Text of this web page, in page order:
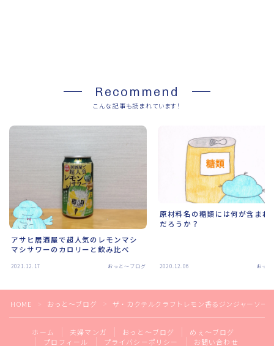
Recommend
こんな記事も読まれています！
アサヒ居酒屋で超人気のレモンマシ
マシサワーのカロリーと飲み比べ
2021.12.17 おっと～ブログ
原材料名の糖類には何が含まれ
だろうか？
2020.12.06 おっ
HOME ＞ おっと～ブログ ＞ ザ・カクテルクラフトレモン香るジンジャーソー
ホーム 夫婦マンガ おっと～ブログ
めぇ～ブログ
プロフィール
プライバシーポリシー お問い合わせ